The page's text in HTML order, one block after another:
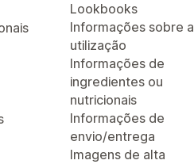
Lookbooks
Informações sobre a
utilização
Informações de
ingredientes ou
nutricionais
Informações de
envio/entrega
Imagens de alta